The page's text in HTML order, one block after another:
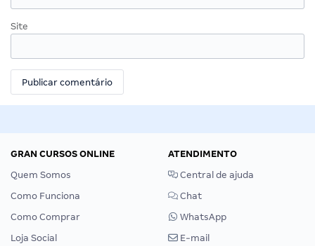
Site
GRAN CURSOS ONLINE
Quem Somos
Como Funciona
Como Comprar
Loja Social
ATENDIMENTO
Central de ajuda
Chat
WhatsApp
E-mail